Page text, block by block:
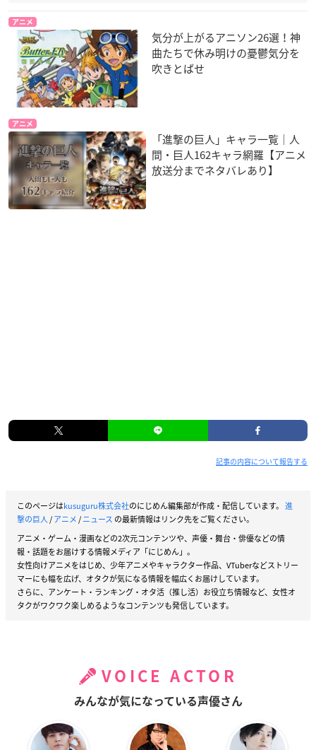
アニメ
気分が上がるアニソン26選！神
曲たちで休み明けの憂鬱気分を
吹きとばせ
アニメ
「進撃の巨人」キャラ一覧｜人
間・巨人162キャラ網羅【アニメ
放送分までネタバレあり】
記事の内容について報告する
このページはkusuguru株式会社のにじめん編集部が作成・配信しています。 進
撃の巨人/アニメ/ニュース の最新情報はリンク先をご覧ください。
アニメ・ゲーム・漫画などの2次元コンテンツや、声優・舞台・俳優などの情
報・話題をお届けする情報メディア「にじめん」。
女性向けアニメをはじめ、少年アニメやキャラクター作品、VTuberなどストリー
マーにも幅を広げ、オタクが気になる情報を幅広くお届けしています。
さらに、アンケート・ランキング・オタ活（推し活）お役立ち情報など、女性オ
タクがワクワク楽しめるようなコンテンツも発信しています。
VOICE ACTOR
みんなが気になっている声優さん